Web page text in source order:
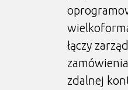
łączy
zdalnej